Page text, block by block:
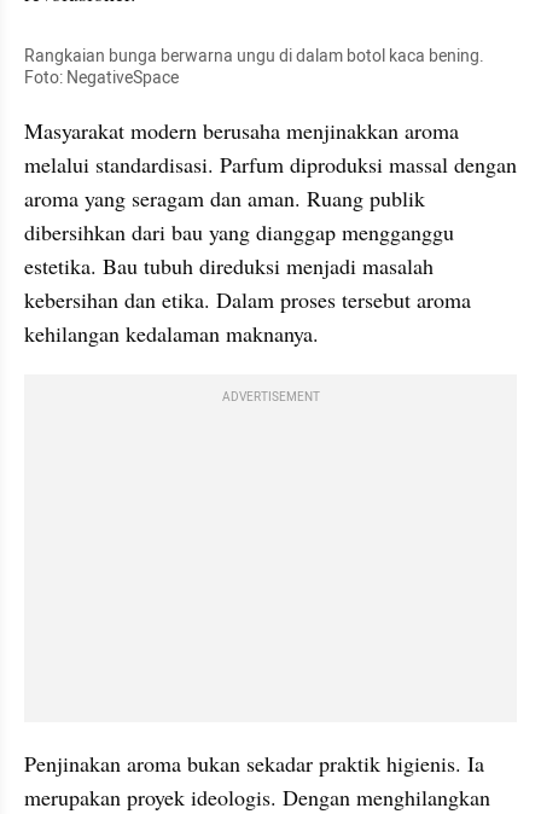
Rangkaian bunga berwarna ungu di dalam botol kaca bening.
Foto: NegativeSpace
Masyarakat modern berusaha menjinakkan aroma
melalui standardisasi. Parfum diproduksi massal dengan
aroma yang seragam dan aman. Ruang publik
dibersihkan dari bau yang dianggap mengganggu
estetika. Bau tubuh direduksi menjadi masalah
kebersihan dan etika. Dalam proses tersebut aroma
kehilangan kedalaman maknanya.
ADVERTISEMENT
Penjinakan aroma bukan sekadar praktik higienis. Ia
merupakan proyek ideologis. Dengan menghilangkan